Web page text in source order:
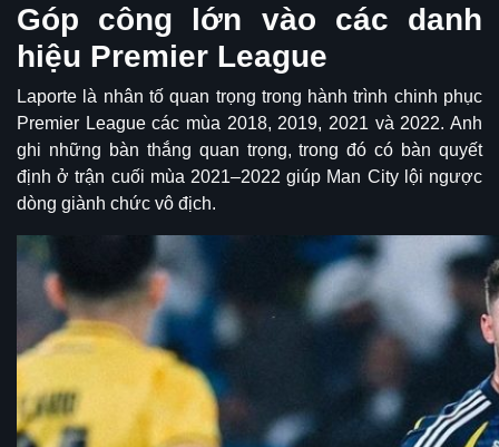
Góp công lớn vào các danh
hiệu Premier League
Laporte là nhân tố quan trọng trong hành trình chinh phục
Premier League các mùa 2018, 2019, 2021 và 2022. Anh
ghi những bàn thắng quan trọng, trong đó có bàn quyết
định ở trận cuối mùa 2021–2022 giúp Man City lội ngược
dòng giành chức vô địch.